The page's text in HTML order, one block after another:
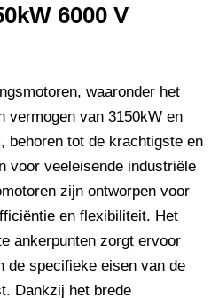
6000 V
waaronder het
vermogen van 3150kW en
behoren tot de krachtigste en
voor veeleisende industriële
zijn ontworpen voor
en flexibiliteit. Het
ankerpunten zorgt ervoor
de specifieke eisen van de
Dankzij het brede